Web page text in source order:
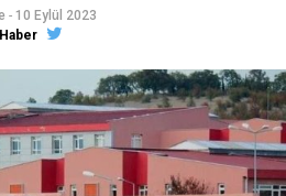
- 10 Eylül 2023